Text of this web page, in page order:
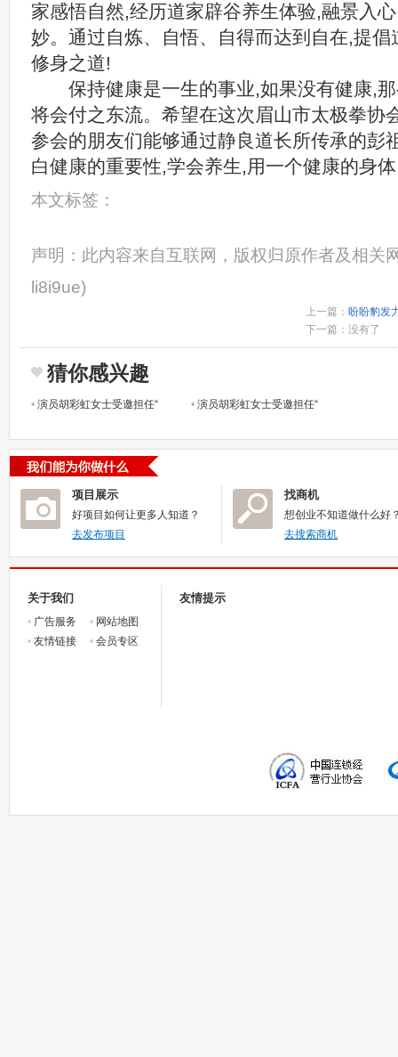
家感悟自然,经历道家辟谷养生体验,融景入
妙。通过自炼、自悟、自得而达到自在,提
修身之道!
保持健康是一生的事业,如果没有健康,那
将会付之东流。希望在这次眉山市太极拳协
参会的朋友们能够通过静良道长所传承的彭
白健康的重要性,学会养生,用一个健康的身
本文标签：
声明：此内容来自互联网，版权归原作者及相关
li8i9ue)
上一篇： 盼盼豹发
下一篇：没有了
猜你感兴趣
• 演员胡彩虹女士受邀担任“ • 演员胡彩虹女士受邀担任“
项目展示
好项目如何让更多人知道？
去发布项目
找商机
想创业不知道做什么好
去搜索商机
关于我们
• 广告服务 • 网站地图
• 友情链接 • 会员专区
友情提示